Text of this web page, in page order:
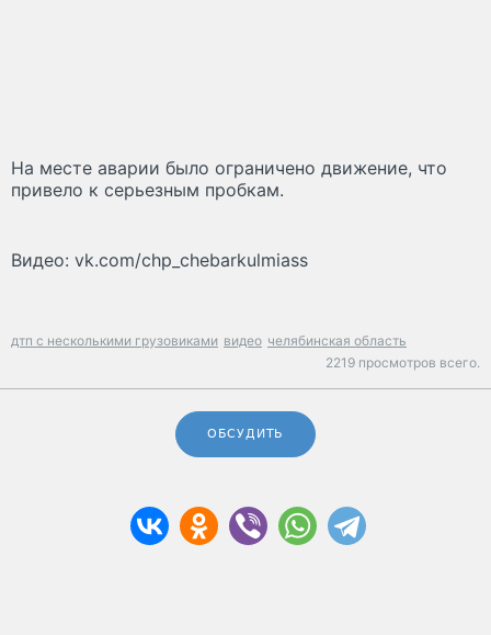
На месте аварии было ограничено движение, что
привело к серьезным пробкам.
Видео: vk.com/chp_chebarkulmiass
дтп с несколькими грузовиками видео челябинская область
2219 просмотров всего.
ОБСУДИТЬ